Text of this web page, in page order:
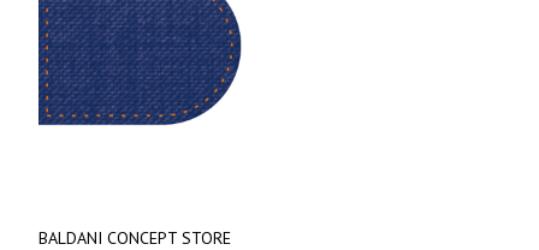
BALDANI CONCEPT STORE